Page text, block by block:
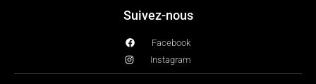
Suivez-nous
Facebook
Instagram